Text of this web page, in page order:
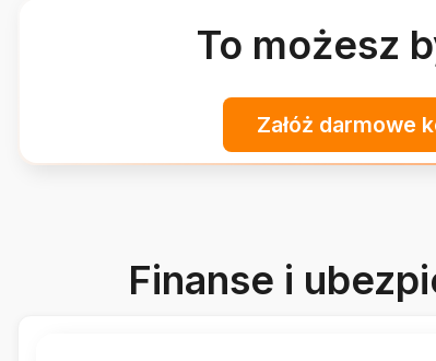
To możesz
Załóż darmowe
Finanse i